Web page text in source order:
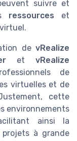
suivre et
ressources et
de vRealize
et vRealize
de
virtuelles et de
cette
environnements
ainsi la
à grande